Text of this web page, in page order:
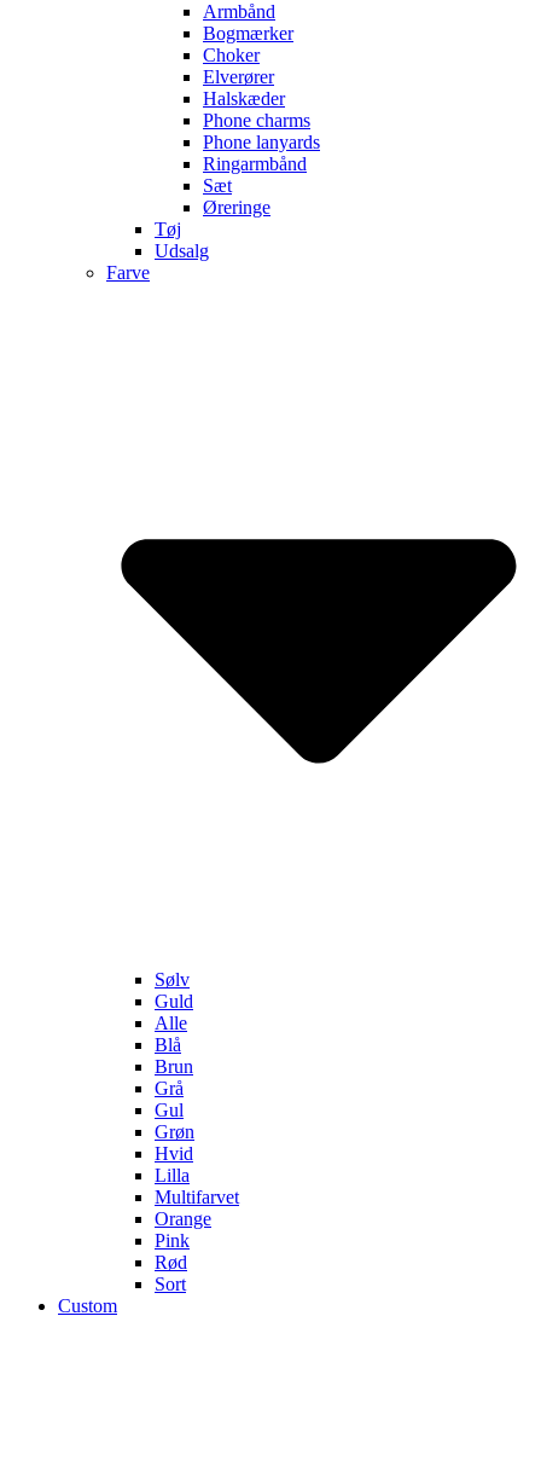
Armbånd
Bogmærker
Choker
Elverører
Halskæder
Phone charms
Phone lanyards
Ringarmbånd
Sæt
Øreringe
Tøj
Udsalg
Farve
Sølv
Guld
Alle
Blå
Brun
Grå
Gul
Grøn
Hvid
Lilla
Multifarvet
Orange
Pink
Rød
Sort
Custom